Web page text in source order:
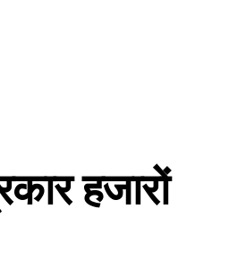
हजारों